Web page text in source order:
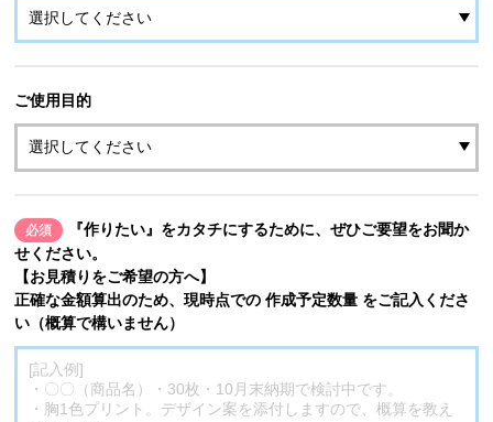
ご使用目的
必須
『作りたい』をカタチにするために、ぜひご要望をお聞か
せください。
【お見積りをご希望の方へ】
正確な金額算出のため、現時点での 作成予定数量 をご記入くださ
い（概算で構いません）